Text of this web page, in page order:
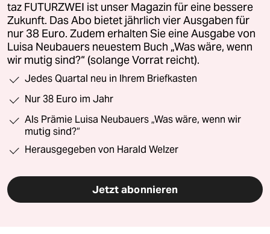
taz FUTURZWEI ist unser Magazin für eine bessere
Zukunft. Das Abo bietet jährlich vier Ausgaben für
nur 38 Euro. Zudem erhalten Sie eine Ausgabe von
Luisa Neubauers neuestem Buch „Was wäre, wenn
wir mutig sind?“ (solange Vorrat reicht).
Jedes Quartal neu in Ihrem Briefkasten
Nur 38 Euro im Jahr
Als Prämie Luisa Neubauers „Was wäre, wenn wir
mutig sind?“
Herausgegeben von Harald Welzer
Jetzt abonnieren